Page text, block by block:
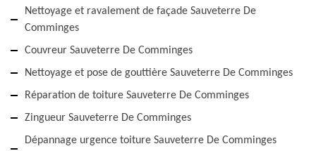
Nettoyage et ravalement de façade Sauveterre De
Comminges
Couvreur Sauveterre De Comminges
Nettoyage et pose de gouttière Sauveterre De Comminges
Réparation de toiture Sauveterre De Comminges
Zingueur Sauveterre De Comminges
Dépannage urgence toiture Sauveterre De Comminges